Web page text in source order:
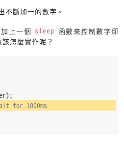
不斷加一的數字。
上一個 sleep 函數來控制數字印
該怎麼實作呢？
for 1000ms